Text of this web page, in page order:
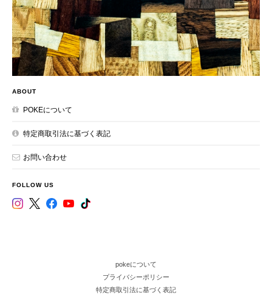
ABOUT
POKEについて
特定商取引法に基づく表記
お問い合わせ
FOLLOW US
pokeについて
プライバシーポリシー
特定商取引法に基づく表記